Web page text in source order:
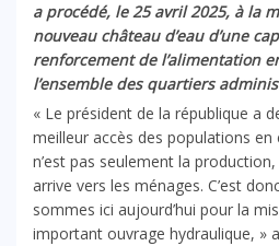
a procédé, le 25 avril 2025, à la
nouveau château d’eau d’une
renforcement de l’alimentation
l’ensemble des quartiers
« Le président de la république a
meilleur accès des populations en
n’est pas seulement la production,
arrive vers les ménages. C’est
sommes ici aujourd’hui pour la
important ouvrage hydraulique, »